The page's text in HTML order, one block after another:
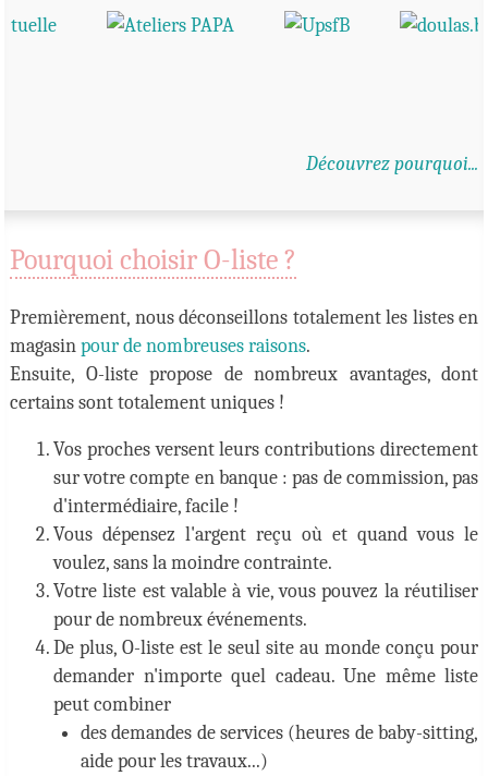
Découvrez pourquoi...
Pourquoi choisir O-liste ?
Premièrement, nous déconseillons totalement les listes en
magasin pour de nombreuses raisons.
Ensuite, O-liste propose de nombreux avantages, dont
certains sont totalement uniques !
Vos proches versent leurs contributions directement
sur votre compte en banque : pas de commission, pas
d'intermédiaire, facile !
Vous dépensez l'argent reçu où et quand vous le
voulez, sans la moindre contrainte.
Votre liste est valable à vie, vous pouvez la réutiliser
pour de nombreux événements.
De plus, O-liste est le seul site au monde conçu pour
demander n'importe quel cadeau. Une même liste
peut combiner
des demandes de services (heures de baby-sitting,
aide pour les travaux...)